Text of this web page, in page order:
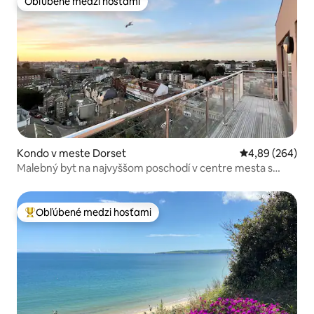
Obľúbené medzi hosťami
Kondo v meste Dorset Priemerné
4,89 (264)
Malebný byt na najvyššom poschodí v centre mesta s
Najobľúbenejšie medzi hosťami
Obľúbené medzi hosťami